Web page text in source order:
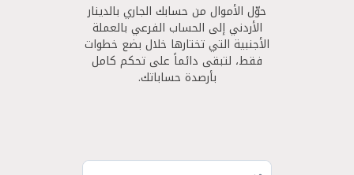
حوّل الأموال من حسابك الجاري بالدينار
الأردني إلى الحساب الفرعي بالعملة
الأجنبية التي تختارها خلال بضع خطوات
فقط، لتبقى دائماً على تحكم كامل
بأرصدة حساباتك.